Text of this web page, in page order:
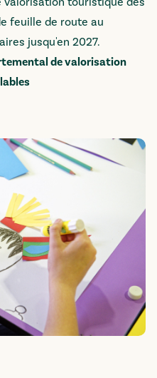
feuille de route au
jusqu'en 2027.
de valorisation